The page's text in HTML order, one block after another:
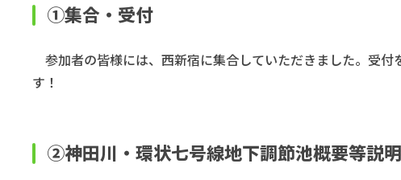
①集合・受付
参加者の皆様には、西新宿に集合していただきました。受
す！
②神田川・環状七号線地下調節池概要等説明